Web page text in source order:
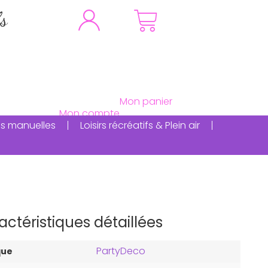
manuelles Loisirs récréatifs & Plein air
détaillées
PartyDeco